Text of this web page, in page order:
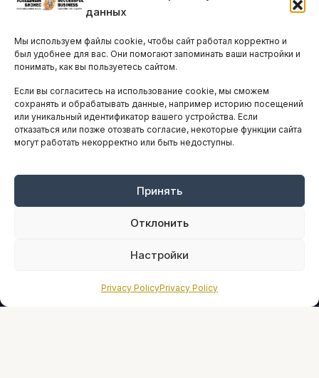
данных
Мы используем файлы cookie, чтобы сайт работал корректно и
был удобнее для вас. Они помогают запоминать ваши настройки и
понимать, как вы пользуетесь сайтом.
Если вы согласитесь на использование cookie, мы сможем
сохранять и обрабатывать данные, например историю посещений
или уникальный идентификатор вашего устройства. Если
отказаться или позже отозвать согласие, некоторые функции сайта
могут работать некорректно или быть недоступны.
Принять
Отклонить
Настройки
Privacy PolicyPrivacy Policy
Остальные новости
АНАЛИТИКА И СТАТИСТИКА
ARTICLES IN ENGLISH
НАВИГАЦИЯ
Оплата онлайн